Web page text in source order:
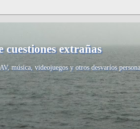
extrañas
música, videojuegos y otros desvaríos